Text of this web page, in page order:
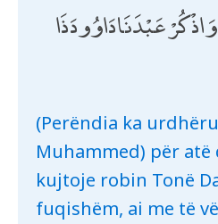
عَبْدَنَا دَاوُودَ ذَا
(Perëndia ka
Muhammed) për
kujtoje robin Tonë
fuqishëm, ai me të